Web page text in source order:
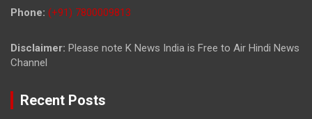
Phone: (+91) 7800009813
Disclaimer: Please note K News India is Free to Air Hindi News
Channel
Recent Posts